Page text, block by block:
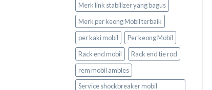
Merk link stabilizer yang bagus
Merk per keong Mobil terbaik
per kaki mobil
Per keong Mobil
Rack end mobil
Rack end tie rod
rem mobil ambles
Service shockbreaker mobil